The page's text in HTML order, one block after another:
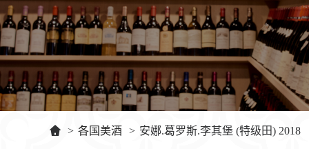
> 各国美酒 > 安娜.葛罗斯.李其堡 (特级田) 2018